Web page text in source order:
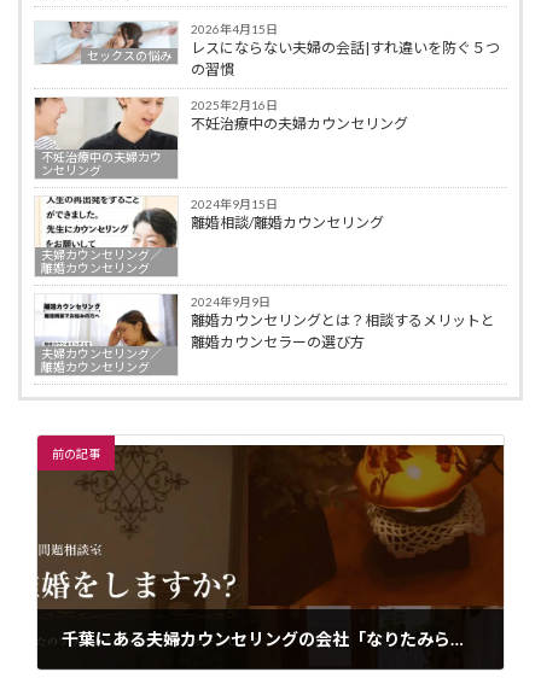
セックスの悩み
2026年4月15日
レスにならない夫婦の会話|すれ違いを防ぐ５つ
の習慣
不妊治療中の夫婦カウ
ンセリング
2025年2月16日
不妊治療中の夫婦カウンセリング
夫婦カウンセリング／
離婚カウンセリング
2024年9月15日
離婚相談/離婚カウンセリング
夫婦カウンセリング／
離婚カウンセリング
2024年9月9日
離婚カウンセリングとは？相談するメリットと
離婚カウンセラーの選び方
前の記事
千葉にある夫婦カウンセリングの会社「なりたみらい離婚・夫婦問題相談室」